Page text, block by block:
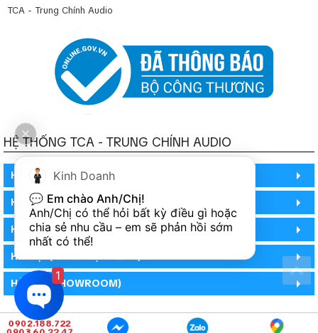
TCA - Trung Chính Audio
HỆ THỐNG TCA - TRUNG CHÍNH AUDIO
HỒ CHÍ MINH
HỒ CHÍ MINH
HỒ CHÍ MINH (PHÒNG BẢO HÀNH)
HÀ NỘI (DEMO HỆ THỐNG)
HÀ NỘI (SHOWROOM)
0902.188.722
Kinh Doanh
💬 Em chào Anh/Chị!
Anh/Chị có thể hỏi bất kỳ điều gì hoặc
chia sẻ nhu cầu – em sẽ phản hồi sớm
nhất có thể!
1